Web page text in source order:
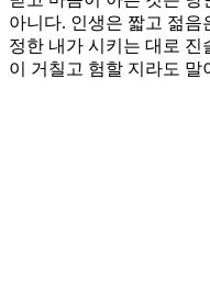
아니다. 인생은 짧고 젊음
정한 내가 시키는 대로 진
이 거칠고 험할 지라도 말